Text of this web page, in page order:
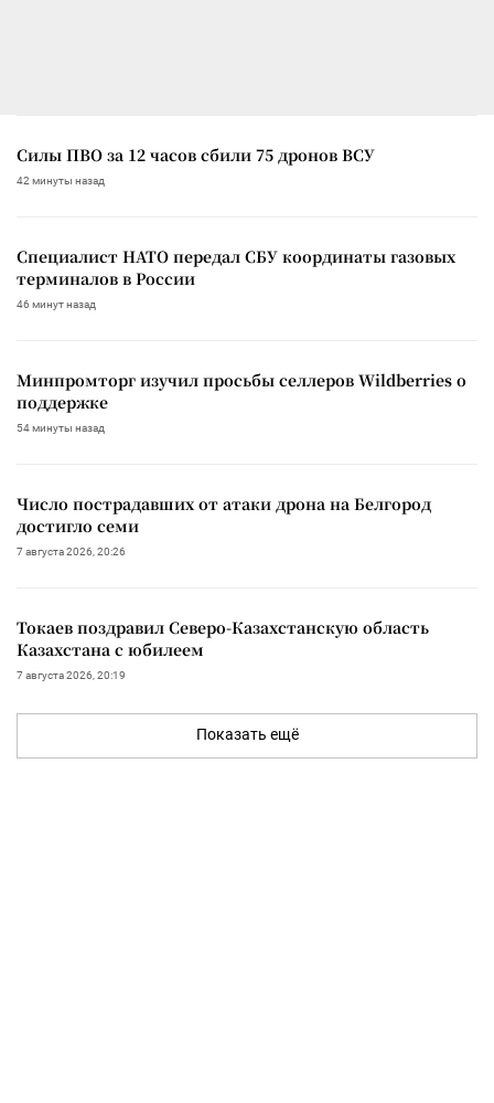
Силы ПВО за 12 часов сбили 75 дронов ВСУ
42 минуты назад
Специалист НАТО передал СБУ координаты газовых
терминалов в России
46 минут назад
Минпромторг изучил просьбы селлеров Wildberries о
поддержке
54 минуты назад
Число пострадавших от атаки дрона на Белгород
достигло семи
7 августа 2026, 20:26
Токаев поздравил Северо-Казахстанскую область
Казахстана с юбилеем
7 августа 2026, 20:19
Показать ещё